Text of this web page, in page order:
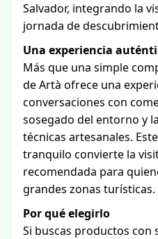
Salvador, integrando la
jornada de
Una experiencia
Más que una simple
de Artà ofrece una
conversaciones con
sosegado del entorno y
técnicas artesanales.
tranquilo convierte la
recomendada para
grandes zonas turísticas.
Por qué elegirlo
Si buscas productos con